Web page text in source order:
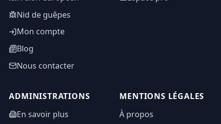
Nid de guêpes
Mon compte
Blog
Nous contacter
ADMINISTRATIONS
En savoir plus
MENTIONS LÉGALES
À propos